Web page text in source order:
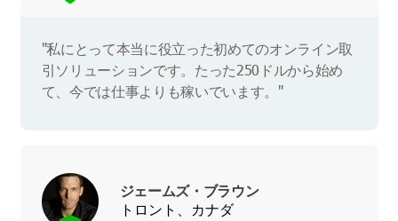
"私にとって本当に役立った初めてのオンライン取
引ソリューションです。たった250ドルから始め
て、今では仕事よりも稼いでいます。"
ジェームズ・ブラウン
トロント、カナダ